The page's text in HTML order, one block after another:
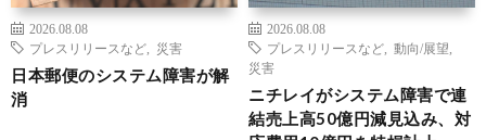
2026.08.08
プレスリリースなど
災害
日本郵便のシステム障害が解
消
2026.08.08
プレスリリースなど
動向/展望
災害
ニチレイがシステム障害で連
結売上高50億円減見込み、対